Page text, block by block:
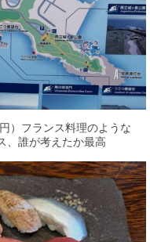
）フランス料理のような
、誰が考えたか最高